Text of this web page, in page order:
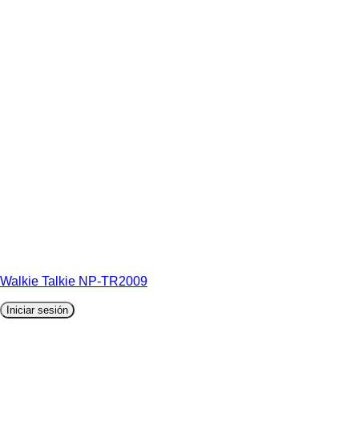
Walkie Talkie NP-TR2009
Iniciar sesión